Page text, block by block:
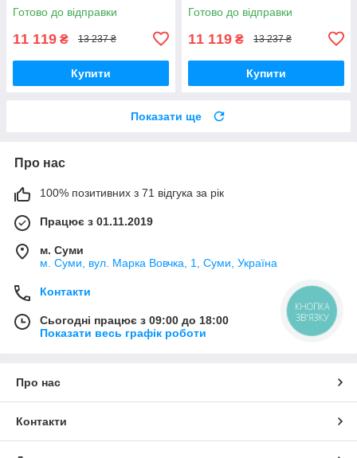
Готово до відправки
11 119 ₴ 13 237 ₴
Купити
Готово до відправки
11 119 ₴ 13 237 ₴
Купити
Показати ще
Про нас
100% позитивних з 71 відгука за рік
Працює з 01.11.2019
м. Суми
м. Суми, вул. Марка Вовчка, 1, Суми, Україна
Контакти
Сьогодні працює з 09:00 до 18:00
Показати весь графік роботи
Про нас
Контакти
КНОПКА
ЗВ'ЯЗКУ